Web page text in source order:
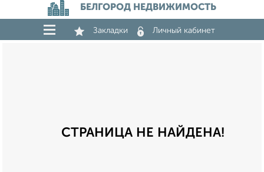
БЕЛГОРОД НЕДВИЖИМОСТЬ
Закладки Личный кабинет
СТРАНИЦА НЕ НАЙДЕНА!